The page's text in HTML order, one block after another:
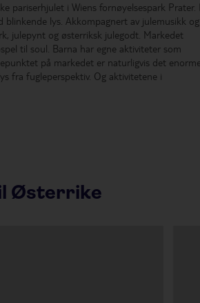
pariserhjulet i Wiens fornøyelsespark Prater.
lys. Akkompagnert av julemusikk og
julepynt og østerriksk julegodt. Markedet
til soul. Barna har egne aktiviteter som
på markedet er naturligvis det
fra fugleperspektiv. Og aktivitetene i
Østerrike